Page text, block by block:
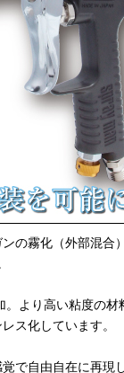
の霧化（外部混合
より高い粘度の材
ス化しています。
で自由自在に再現し